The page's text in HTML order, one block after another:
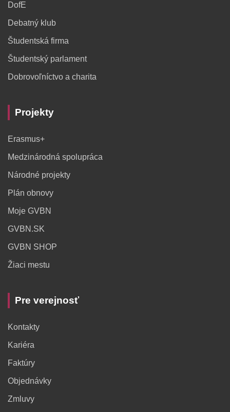
DofE
Debatný klub
Študentská firma
Študentský parlament
Dobrovoľníctvo a charita
Projekty
Erasmus+
Medzinárodná spolupráca
Národné projekty
Plán obnovy
Moje GVBN
GVBN.SK
GVBN SHOP
Žiaci mestu
Pre verejnosť
Kontakty
Kariéra
Faktúry
Objednávky
Zmluvy